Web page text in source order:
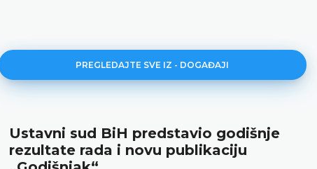
PREGLEDAJTE SVE IZ - DOGAĐAJI
Ustavni sud BiH predstavio godišnje
rezultate rada i novu publikaciju